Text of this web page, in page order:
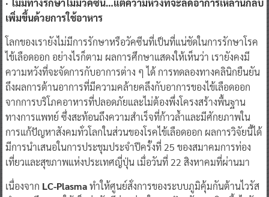
โลกของเรายังไม่มีการรักษาหรือวัคซีนที่เป็นที่แน่ชัดในการรักษาโรค
ความหวังที่จะจัดการกับอาการต่าง ๆ ได้ การทดลองทางคลินิกยืนยัน
ถึงผลการต้านอาการที่มีความคล้ายคลึงกับอาการของไข้เลือดออก
จากการบริโภคอาหารที่ปลอดภัยและไม่ต้องพึ่งโครงสร้างพื้นฐาน
ทางการแพทย์ ซึ่งสะท้อนถึงความสำเร็จที่ก้าวล้ำและมีศักยภาพใน
การแก้ปัญหาสังคมทั่วโลกในส่วนของโรคไข้เลือดออก ผลการวิจัยนี้ได้
มีการนำเสนอในการประชุมประจำปีครั้งที่ 25 ของสมาคมการท่อง
เที่ยวและสุขภาพแห่งประเทศญี่ปุ่น เมื่อวันที่ 22 สิงหาคมที่ผ่านมา
เนื่องจากLC-Plasmaทำให้ศูนย์สั่งการของระบบภูมิคุ้มกันต้านไวรัส
หลากหลายชนิดที่นอกเหนือไปจากไวรัสไข้เลือดออก*2ในอนาคตนี้